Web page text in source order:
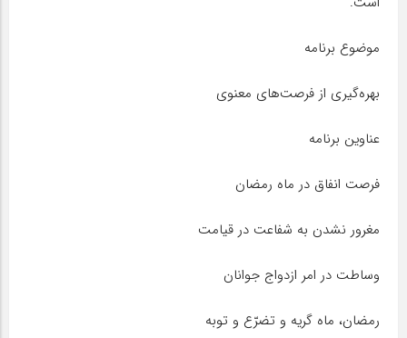
موضوع برنامه
بهره‌گیری از فرصت‌های معنوی
عناوین برنامه
فرصت انفاق در ماه رمضان
مغرور نشدن به شفاعت در قیامت
وساطت در امر ازدواج جوانان
رمضان، ماه گریه و تضرّع و توبه